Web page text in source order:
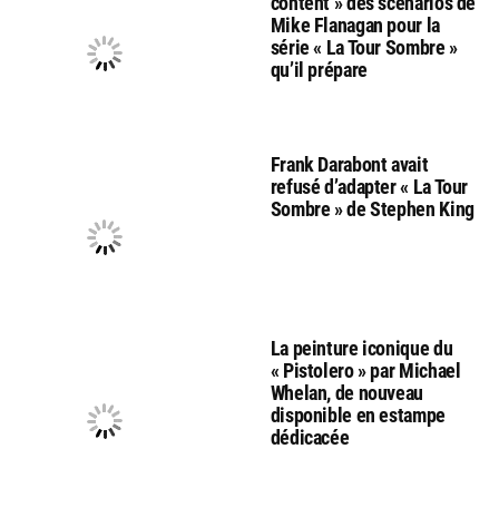
Mike Flanagan pour la
série « La Tour Sombre »
qu’il prépare
Frank Darabont avait
refusé d’adapter « La Tour
Sombre » de Stephen King
La peinture iconique du
« Pistolero » par Michael
Whelan, de nouveau
disponible en estampe
dédicacée